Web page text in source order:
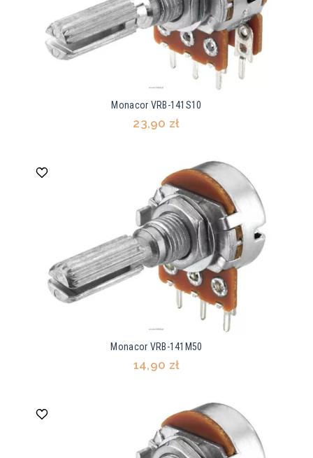
Monacor VRB-141S10
23,90 zł
Monacor VRB-141M50
14,90 zł